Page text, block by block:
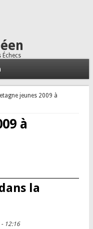
jeunes 2009 à
à
la
12:16